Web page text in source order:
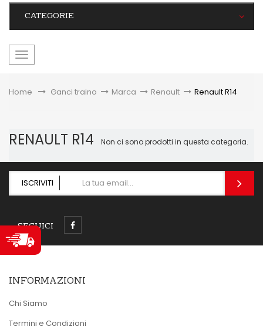
CATEGORIE
navigazione
Home &gt;Ganci traino > Marca > Renault > Renault R14
RENAULT R14 Non ci sono prodotti in questa categoria.
ISCRIVITI
SEGUICI
INFORMAZIONI
Chi Siamo
Termini e Condizioni